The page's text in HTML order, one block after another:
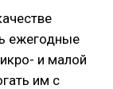
ежегодные
и малой
им с